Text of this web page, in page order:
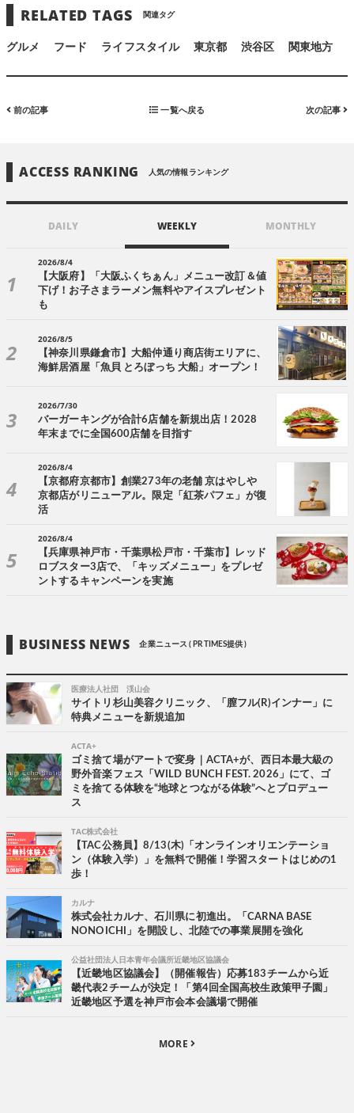
RELATED TAGS 関連タグ
グルメ フード ライフスタイル 東京都 渋谷区 関東地方
前の記事 一覧へ戻る 次の記事
ACCESS RANKING 人気の情報ランキング
DAILY WEEKLY MONTHLY
2026/8/4
【大阪府】「大阪ふくちぁん」メニュー改訂＆値
下げ！お子さまラーメン無料やアイスプレゼント
も
2026/8/5
【神奈川県鎌倉市】大船仲通り商店街エリアに、
海鮮居酒屋「魚貝 とろぼっち 大船」オープン！
2026/7/30
バーガーキングが合計6店舗を新規出店！2028
年末までに全国600店舗を目指す
2026/8/4
【京都府京都市】創業273年の老舗 京はやしや
京都店がリニューアル。限定「紅茶パフェ」が復
活
2026/8/4
【兵庫県神戸市・千葉県松戸市・千葉市】レッド
ロブスター3店で、「キッズメニュー」をプレゼ
ントするキャンペーンを実施
BUSINESS NEWS 企業ニュース ( PR TIMES提供 )
医療法人社団 渓山会
サイトリ杉山美容クリニック、「膣フル(R)インナー」に
特典メニューを新規追加
ACTA+
ゴミ捨て場がアートで変身｜ACTA+が、西日本最大級の
野外音楽フェス「WILD BUNCH FEST. 2026」にて、ゴ
ミを捨てる体験を“地球とつながる体験”へとプロデュー
ス
TAC株式会社
【TAC公務員】8/13(木)「オンラインオリエンテーショ
ン（体験入学）」を無料で開催！学習スタートはじめの1
歩！
カルナ
株式会社カルナ、石川県に初進出。「CARNA BASE
NONOICHI」を開設し、北陸での事業展開を強化
公益社団法人日本青年会議所近畿地区協議会
【近畿地区協議会】（開催報告）応募183チームから近
畿代表2チームが決定！「第4回全国高校生政策甲子園」
近畿地区予選を神戸市会本会議場で開催
MORE